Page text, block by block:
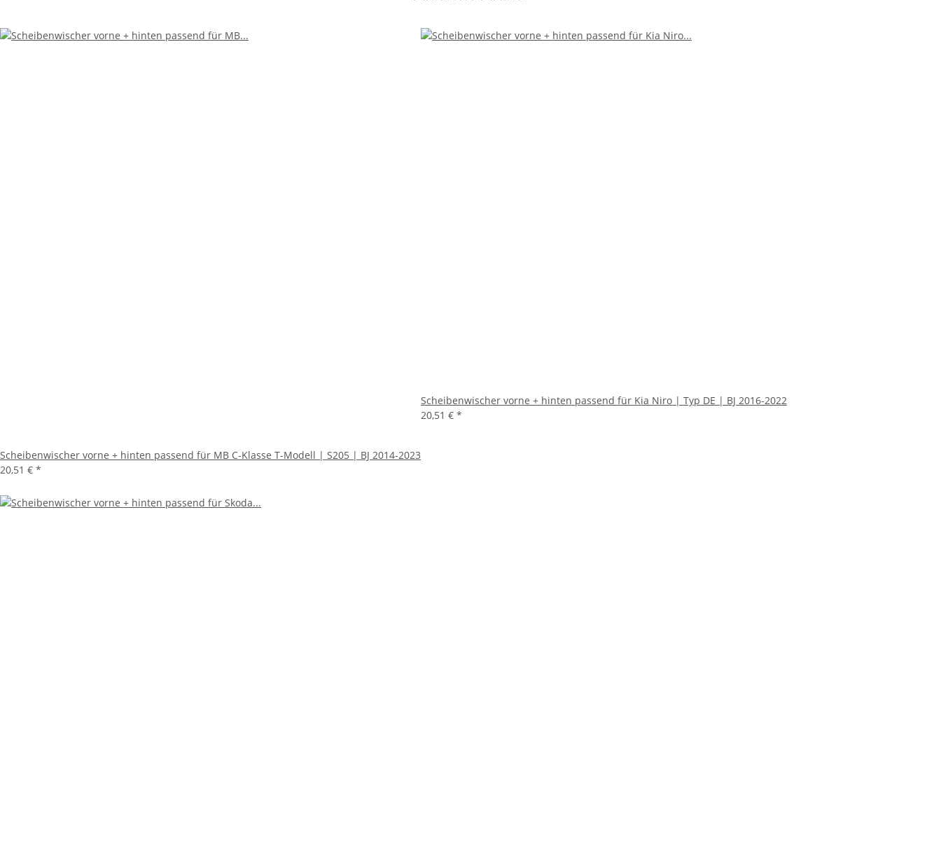
Scheibenwischer vorne + hinten passend für MB C-Klasse T-Modell | S205 | BJ 2014-2023
20,51 € *
Scheibenwischer vorne + hinten passend für Kia Niro | Typ DE | BJ 2016-2022
20,51 € *